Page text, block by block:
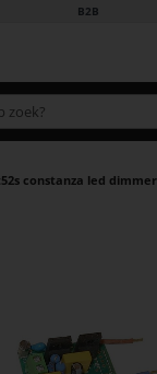
B2B
constanza led dimmer